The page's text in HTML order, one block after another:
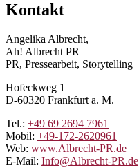
Kontakt
Angelika Albrecht,
Ah! Albrecht PR
PR, Pressearbeit, Storytelling
Hofeckweg 1
D-60320 Frankfurt a. M.
Tel.: +49 69 2694 7961
Mobil: +49-172-2620961
Web: www.Albrecht-PR.de
E-Mail: Info@Albrecht-PR.de